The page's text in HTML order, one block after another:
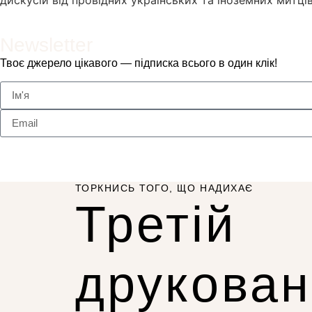
Твоє джерело цікавого — підписка всього в один клік!
ТОРКНИСЬ ТОГО, ЩО НАДИХАЄ
Третій